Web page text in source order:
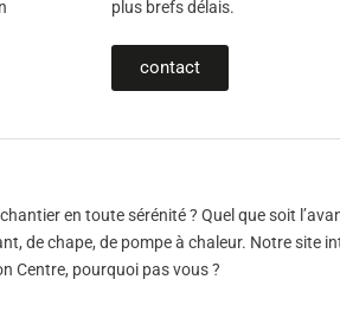
plus brefs délais.
contact
en toute sérénité ? Quel que soit
de chape, de pompe à chaleur. Notre site
Centre, pourquoi pas vous ?